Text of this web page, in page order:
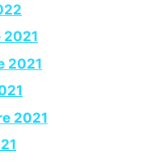
2021
2021